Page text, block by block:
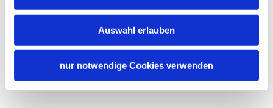
Auswahl erlauben
nur notwendige Cookies verwenden